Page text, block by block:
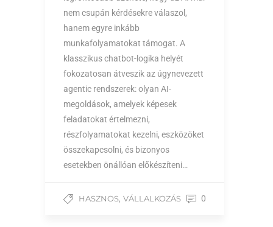
nem csupán kérdésekre válaszol,
hanem egyre inkább
munkafolyamatokat támogat. A
klasszikus chatbot-logika helyét
fokozatosan átveszik az úgynevezett
agentic rendszerek: olyan AI-
megoldások, amelyek képesek
feladatokat értelmezni,
részfolyamatokat kezelni, eszközöket
összekapcsolni, és bizonyos
esetekben önállóan előkészíteni…
HASZNOS, VÁLLALKOZÁS 0